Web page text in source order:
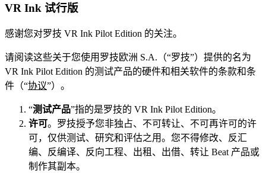
VR Ink 试行版
感谢您对罗技 VR Ink Pilot Edition 的关注。
请阅读这些关于您使用罗技欧洲 S.A.（“罗技”）提供的名为
VR Ink Pilot Edition 的测试产品的硬件和相关软件的条款和条
件（“协议”）。
“测试产品”指的是罗技的 VR Ink Pilot Edition。
许可。罗技授予您非独占、不可转让、不可再许可的许
可，仅供测试、研究和评估之用。您不得修改、反汇
编、反编译、反向工程、出租、出借、转让 Beat 产品或
制作其副本。